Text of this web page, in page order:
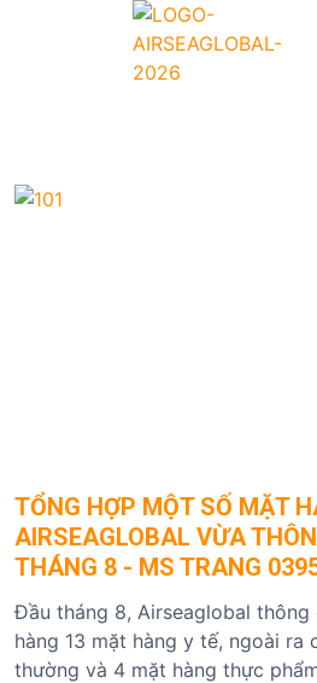
TỔNG HỢP MỘT SỐ MẶT
AIRSEAGLOBAL VỪA
THÁNG 8 - MS TRANG
Đầu tháng 8, Airseaglobal thông
hàng 13 mặt hàng y tế, ngoài ra
thường và 4 mặt hàng thực